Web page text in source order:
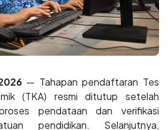
— Tahapan pendaftaran Tes
(TKA) resmi ditutup setelah
pendataan dan verifikasi
pendidikan. Selanjutnya,